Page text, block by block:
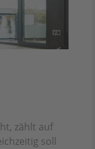
zählt auf
soll